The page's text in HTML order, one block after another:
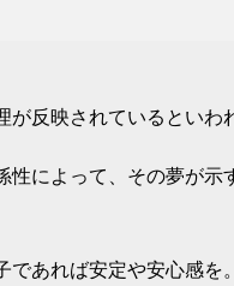
反映されているといわ
性によって、その夢が
あれば安定や安心感を。